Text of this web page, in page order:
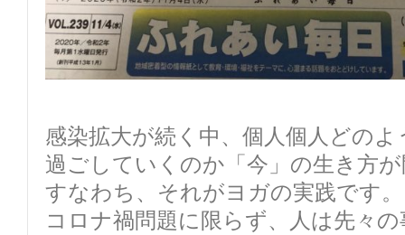
感染拡大が続く中、個人個人どの
過ごしていくのか「今」の生き方
すなわち、それがヨガの実践です。
コロナ禍問題に限らず、人は先々